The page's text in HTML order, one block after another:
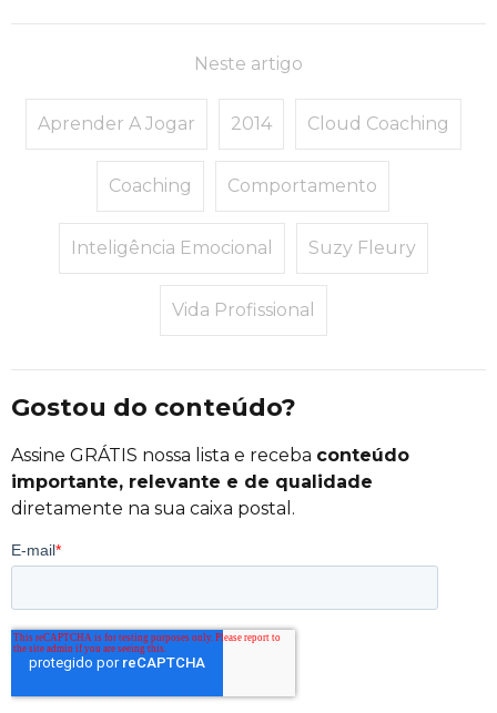
Neste artigo
Aprender A Jogar 2014 Cloud Coaching
Coaching Comportamento
Inteligência Emocional Suzy Fleury
Vida Profissional
Gostou do conteúdo?
Assine GRÁTIS nossa lista e receba conteúdo
importante, relevante e de qualidade
diretamente na sua caixa postal.